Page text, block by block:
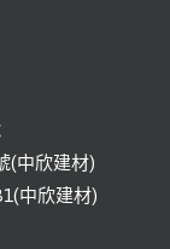
(中欣建材)
中欣建材)